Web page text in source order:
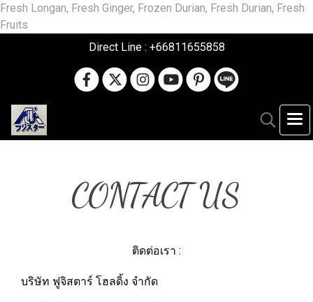
Fresh Longan, Fresh Ginger, Frozen Durian, Fresh Durian, Fresh
Fruits
Direct Line : +66811655858
CONTACT US
ติดต่อเรา :
บริษัท ฟูจิสตาร์ โฮลดิ้ง จำกัด